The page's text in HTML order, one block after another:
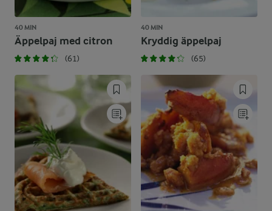
40 MIN
Äppelpaj med citron
(61)
40 MIN
Kryddig äppelpaj
(65)